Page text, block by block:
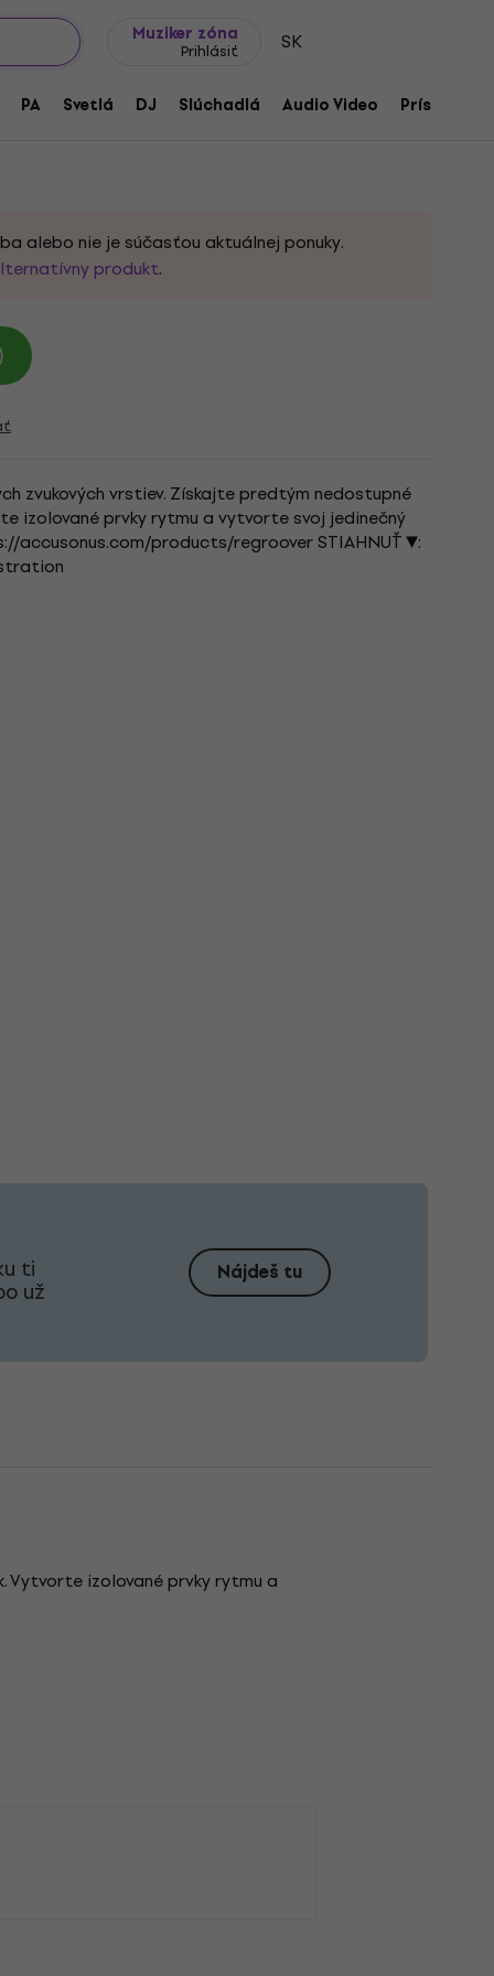
Muziker zóna
Prihlásiť SK
PA Svetlá DJ Slúchadlá Audio Video
Essential (Digitálny produkt)
alebo nie je súčasťou aktuálnej ponuky.
produkt.
zvukových vrstiev. Získajte predtým nedostupné
izolované prvky rytmu a vytvorte svoj jedinečný
accusonus.com/products/regroover STIAHNUŤ ▼:
ti
už
Nájdeš tu
Vytvorte izolované prvky rytmu a